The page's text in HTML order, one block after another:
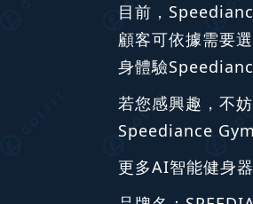
目前，
顧客可依據需要
身體驗
若您感興趣，不
Speediance
更多AI智能健身